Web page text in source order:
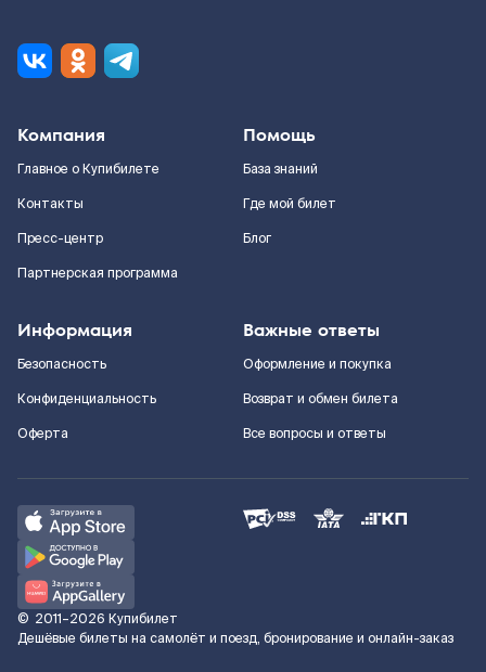
Компания
Главное о Купибилете
Контакты
Пресс-центр
Партнерская программа
Помощь
База знаний
Где мой билет
Блог
Информация
Безопасность
Конфиденциальность
Оферта
Важные ответы
Оформление и покупка
Возврат и обмен билета
Все вопросы и ответы
© 2011–2026 Купибилет
Дешёвые билеты на самолёт и поезд, бронирование и онлайн-заказ